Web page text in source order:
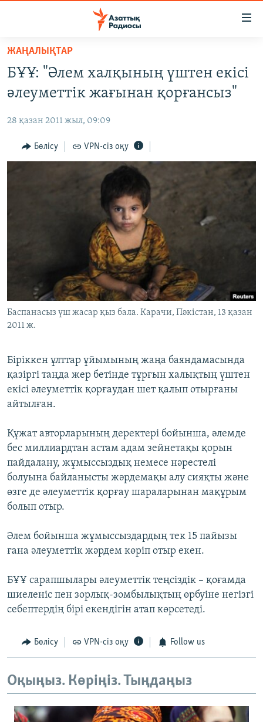
Skip
main
content
to
Navigation
Skip
ЖАҢАЛЫҚТАР
AZATTYQTV
ҚАҢТАР ОҚИҒАСЫ
АДАМ ҚҰҚЫҚТАРЫ
Басқа тілдерде
ЖАҢАЛЫҚТАР
БҰҰ: "Әлем халқының үштен екісі
әлеуметтік жағынан қорғансыз"
28 қазан 2011 жыл, 09:09
Бөлісу VPN-сіз оқу
Баспанасыз үш жасар қыз бала. Карачи, Пәкістан, 13 қазан
2011 ж.
Біріккен ұлттар ұйымының жаңа баяндамасында
қазіргі таңда жер бетінде тұрғын халықтың үштен
екісі әлеуметтік қорғаудан шет қалып отырғаны
айтылған.
Құжат авторларының деректері бойынша, әлемде
бес миллиардтан астам адам зейнетақы қорын
пайдалану, жұмыссыздық немесе нәрестелі
болуына байланысты жәрдемақы алу сияқты және
өзге де әлеуметтік қорғау шараларынан мақұрым
болып отыр.
Әлем бойынша жұмыссыздардың тек 15 пайызы
ғана әлеуметтік жәрдем көріп отыр екен.
БҰҰ сарапшылары әлеуметтік теңсіздік – қоғамда
шиеленіс пен зорлық-зомбылықтың өрбуіне негізгі
себептердің бірі екендігін атап көрсетеді.
Бөлісу VPN-сіз оқу Follow us
Оқыңыз. Көріңіз. Тыңдаңыз